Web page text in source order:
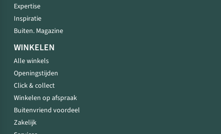
Expertise
Inspiratie
Buiten. Magazine
WINKELEN
Alle winkels
Openingstijden
Click & collect
Winkelen op afspraak
Buitenvriend voordeel
Zakelijk